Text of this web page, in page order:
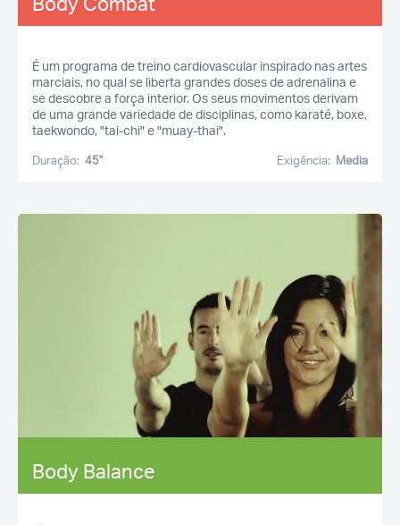
É um programa de treino cardiovascular inspirado nas artes
marciais, no qual se liberta grandes doses de adrenalina e
se descobre a força interior. Os seus movimentos derivam
de uma grande variedade de disciplinas, como karaté, boxe,
taekwondo, "tai-chi" e "muay-thai".
Duração: 45'' Exigência: Media
Body Balance